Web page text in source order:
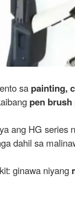
sa painting,
pen
ang HG series
dahil sa
ginawa niyang